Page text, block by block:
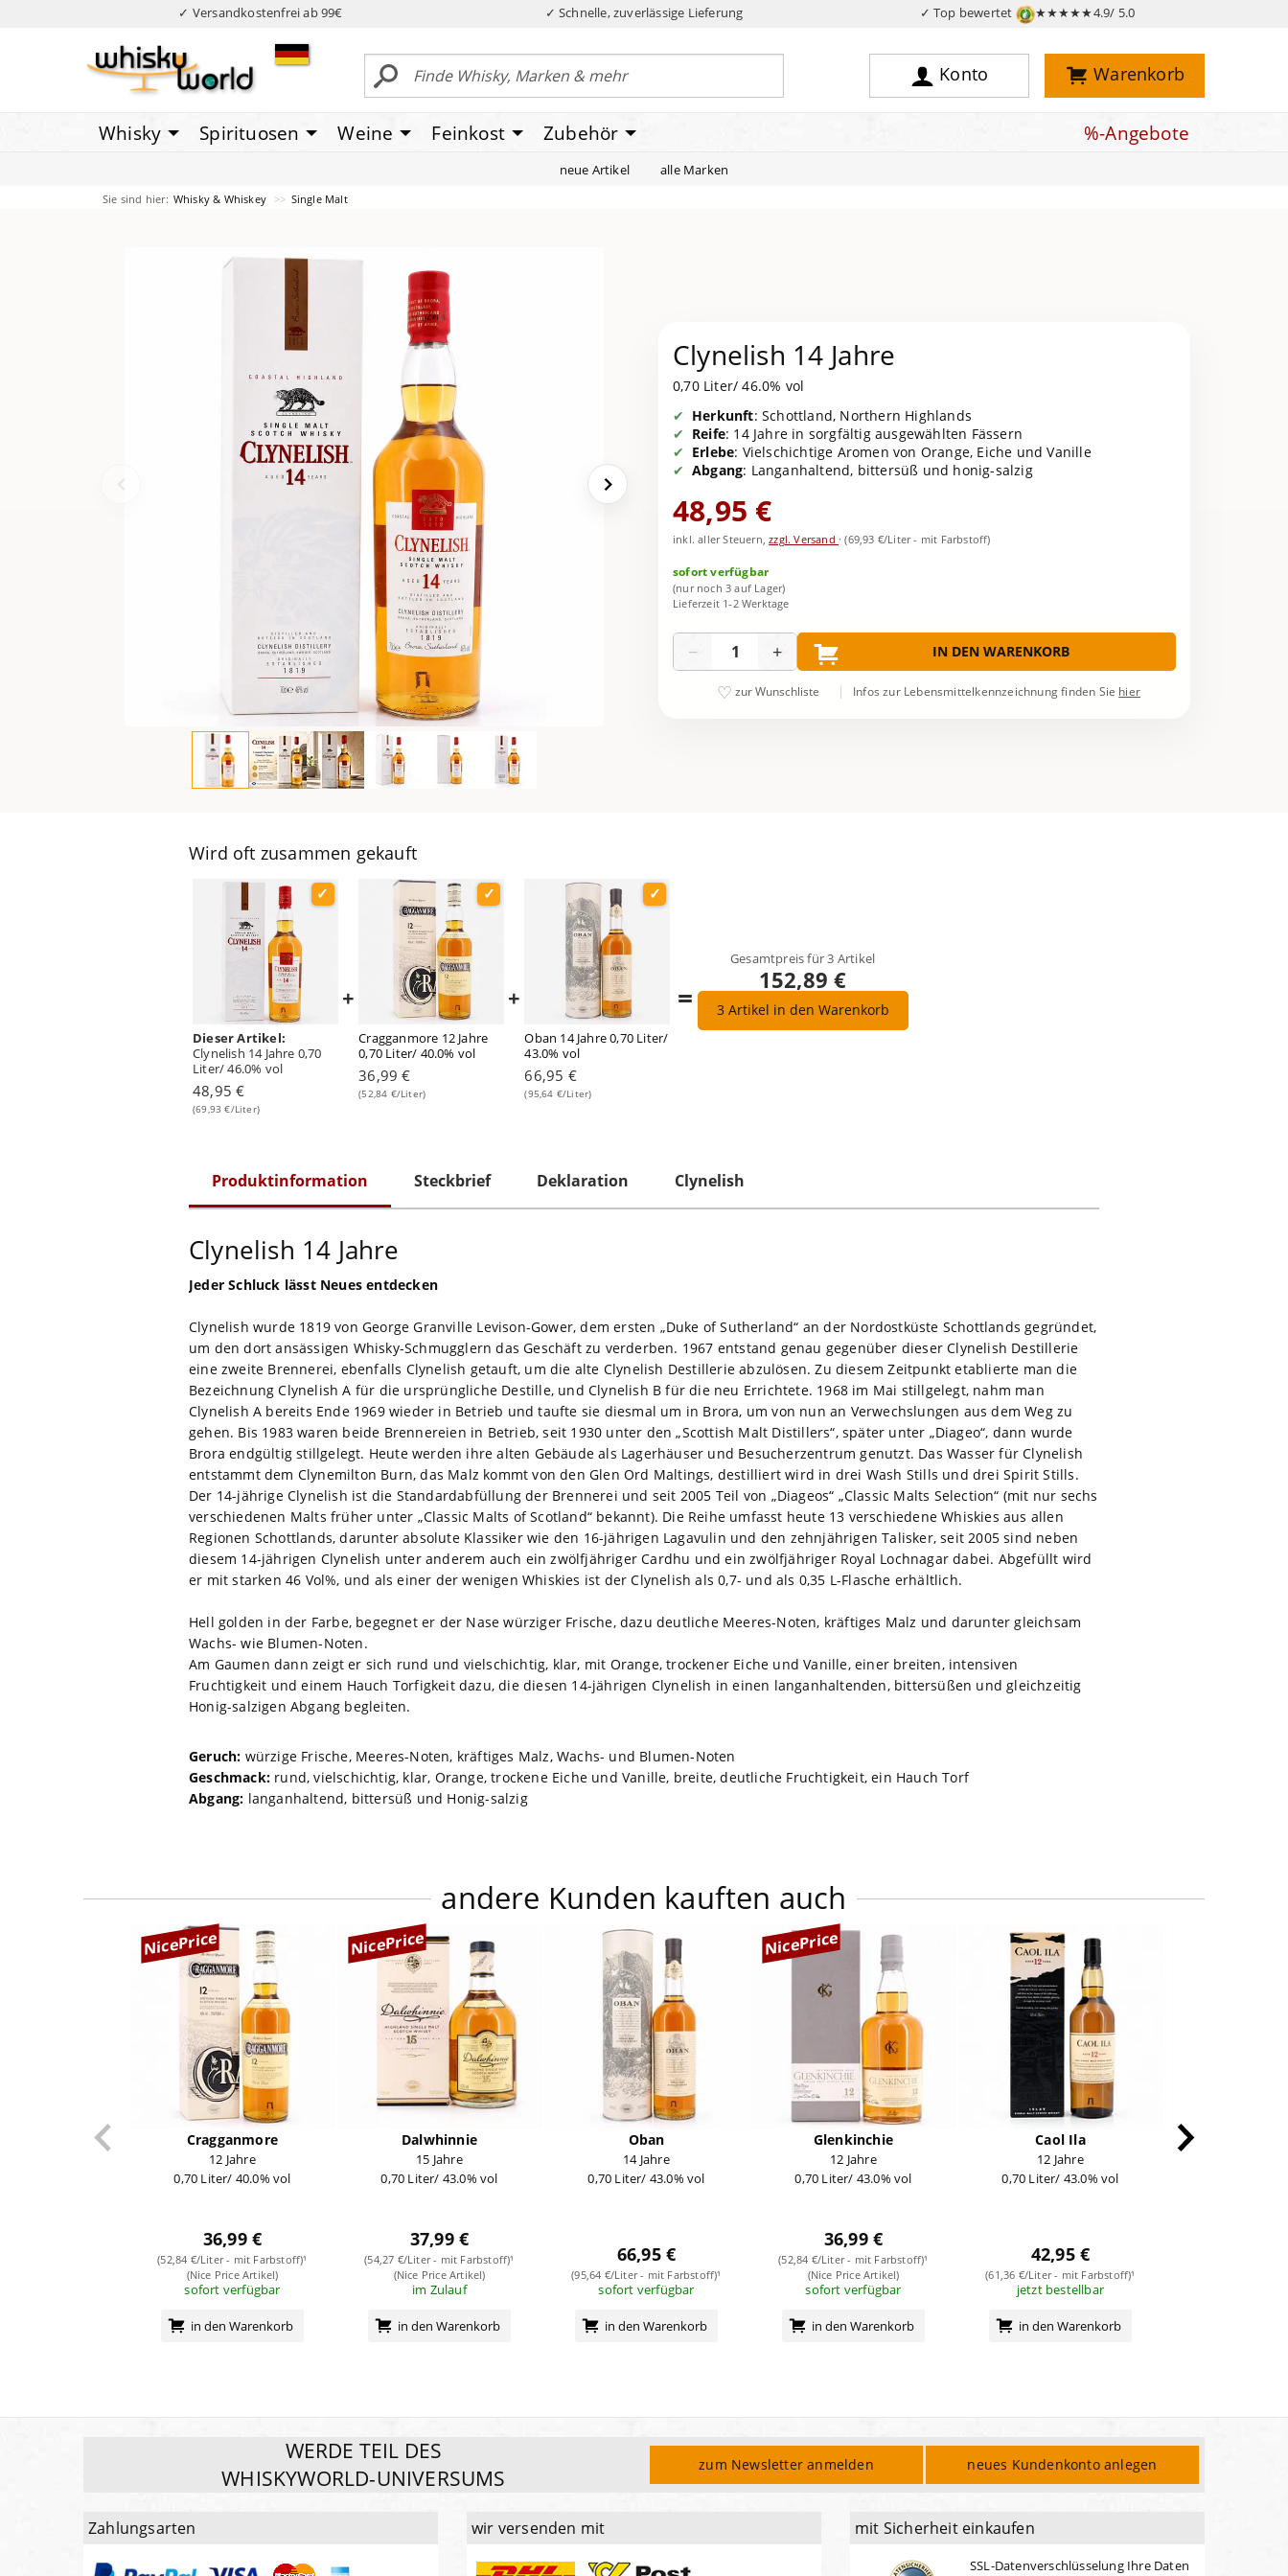
✓ Versandkostenfrei ab 99€ ✓ Schnelle, zuverlässige Lieferung ✓ Top bewertet ★★★★★4.9/ 5.0
Konto Warenkorb
Whisky Spirituosen Weine Feinkost Zubehör %-Angebote
neue Artikel alle Marken
Sie sind hier: Whisky & Whiskey Single Malt
Clynelish 14 Jahre
0,70 Liter/ 46.0% vol
Herkunft: Schottland, Northern Highlands
Reife: 14 Jahre in sorgfältig ausgewählten Fässern
Erlebe: Vielschichtige Aromen von Orange, Eiche und Vanille
Abgang: Langanhaltend, bittersüß und honig-salzig
48,95 €
inkl. aller Steuern,zzgl. Versand ·(69,93 €/Liter - mit Farbstoff)
sofort verfügbar
(nur noch 3 auf Lager)
Lieferzeit 1-2 Werktage
− + IN DEN WARENKORB
zur Wunschliste Infos zur Lebensmittelkennzeichnung finden Sie hier
Wird oft zusammen gekauft
Dieser Artikel:
Clynelish 14 Jahre 0,70
Liter/ 46.0% vol
48,95 €
(69,93 €/Liter)
+
Cragganmore 12 Jahre
0,70 Liter/ 40.0% vol
36,99 €
(52,84 €/Liter)
+
Oban 14 Jahre 0,70 Liter/
43.0% vol
66,95 €
(95,64 €/Liter)
=
Gesamtpreis für3 Artikel
152,89 €
3Artikel in den Warenkorb
Produktinformation Steckbrief Deklaration Clynelish
Clynelish 14 Jahre
Jeder Schluck lässt Neues entdecken
Clynelish wurde 1819 von George Granville Levison-Gower, dem ersten „Duke of Sutherland“ an der Nordostküste Schottlands gegründet,
um den dort ansässigen Whisky-Schmugglern das Geschäft zu verderben. 1967 entstand genau gegenüber dieser Clynelish Destillerie
eine zweite Brennerei, ebenfalls Clynelish getauft, um die alte Clynelish Destillerie abzulösen. Zu diesem Zeitpunkt etablierte man die
Bezeichnung Clynelish A für die ursprüngliche Destille, und Clynelish B für die neu Errichtete. 1968 im Mai stillgelegt, nahm man
Clynelish A bereits Ende 1969 wieder in Betrieb und taufte sie diesmal um in Brora, um von nun an Verwechslungen aus dem Weg zu
gehen. Bis 1983 waren beide Brennereien in Betrieb, seit 1930 unter den „Scottish Malt Distillers“, später unter „Diageo“, dann wurde
Brora endgültig stillgelegt. Heute werden ihre alten Gebäude als Lagerhäuser und Besucherzentrum genutzt. Das Wasser für Clynelish
entstammt dem Clynemilton Burn, das Malz kommt von den Glen Ord Maltings, destilliert wird in drei Wash Stills und drei Spirit Stills.
Der 14-jährige Clynelish ist die Standardabfüllung der Brennerei und seit 2005 Teil von „Diageos“ „Classic Malts Selection“ (mit nur sechs
verschiedenen Malts früher unter „Classic Malts of Scotland“ bekannt). Die Reihe umfasst heute 13 verschiedene Whiskies aus allen
Regionen Schottlands, darunter absolute Klassiker wie den 16-jährigen Lagavulin und den zehnjährigen Talisker, seit 2005 sind neben
diesem 14-jährigen Clynelish unter anderem auch ein zwölfjähriger Cardhu und ein zwölfjähriger Royal Lochnagar dabei. Abgefüllt wird
er mit starken 46 Vol%, und als einer der wenigen Whiskies ist der Clynelish als 0,7- und als 0,35 L-Flasche erhältlich.
Hell golden in der Farbe, begegnet er der Nase würziger Frische, dazu deutliche Meeres-Noten, kräftiges Malz und darunter gleichsam
Wachs- wie Blumen-Noten.
Am Gaumen dann zeigt er sich rund und vielschichtig, klar, mit Orange, trockener Eiche und Vanille, einer breiten, intensiven
Fruchtigkeit und einem Hauch Torfigkeit dazu, die diesen 14-jährigen Clynelish in einen langanhaltenden, bittersüßen und gleichzeitig
Honig-salzigen Abgang begleiten.
Geruch: würzige Frische, Meeres-Noten, kräftiges Malz, Wachs- und Blumen-Noten
Geschmack: rund, vielschichtig, klar, Orange, trockene Eiche und Vanille, breite, deutliche Fruchtigkeit, ein Hauch Torf
Abgang: langanhaltend, bittersüß und Honig-salzig
andere Kunden kauften auch
NicePrice
Cragganmore
12 Jahre
0,70 Liter/ 40.0% vol
36,99 €
(52,84 €/Liter - mit Farbstoff)¹
(Nice Price Artikel)
sofort verfügbar
in den Warenkorb
NicePrice
Dalwhinnie
15 Jahre
0,70 Liter/ 43.0% vol
37,99 €
(54,27 €/Liter - mit Farbstoff)¹
(Nice Price Artikel)
im Zulauf
in den Warenkorb
Oban
14 Jahre
0,70 Liter/ 43.0% vol
66,95 €
(95,64 €/Liter - mit Farbstoff)¹
sofort verfügbar
in den Warenkorb
NicePrice
Glenkinchie
12 Jahre
0,70 Liter/ 43.0% vol
36,99 €
(52,84 €/Liter - mit Farbstoff)¹
(Nice Price Artikel)
sofort verfügbar
in den Warenkorb
Caol Ila
12 Jahre
0,70 Liter/ 43.0% vol
42,95 €
(61,36 €/Liter - mit Farbstoff)¹
jetzt bestellbar
in den Warenkorb
WERDE TEIL DES
WHISKYWORLD-UNIVERSUMS
zum Newsletter anmelden neues Kundenkonto anlegen
Zahlungsarten wir versenden mit mit Sicherheit einkaufen
SSL-Datenverschlüsselung Ihre Daten